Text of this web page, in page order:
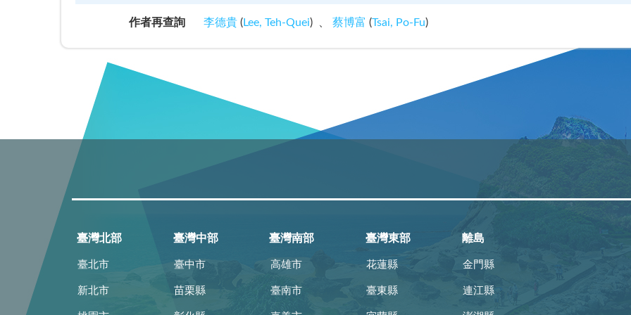
作者再查詢 李德貴(Lee, Teh-Quei) 蔡博富 (Tsai, Po-Fu)
臺灣北部
臺北市
新北市
臺灣中部
臺中市
苗栗縣
臺灣南部
高雄市
臺南市
臺灣東部
花蓮縣
臺東縣
離島
金門縣
連江縣